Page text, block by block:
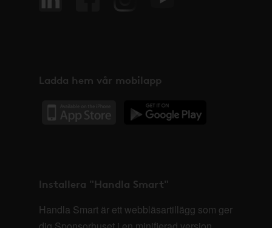
Ladda hem vår mobilapp
Installera "Handla Smart"
Handla Smart är ett webbläsartillägg som ger